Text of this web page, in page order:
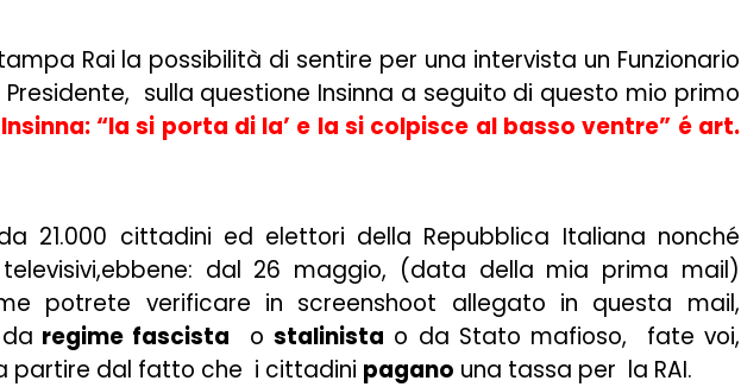
Rai la possibilità di sentire per una intervista un Funzionario
Presidente, sulla questione Insinna a seguito di questo mio primo
“la si porta di la’ e la si colpisce al basso ventre” é art.
cittadini ed elettori della Repubblica Italiana nonché
dal 26 maggio, (data della mia prima mail)
potrete verificare in screenshoot allegato in questa mail,
regime fascista ostalinista o da Stato mafioso, fate voi,
partire dal fatto che i cittadini pagano una tassa per la RAI.